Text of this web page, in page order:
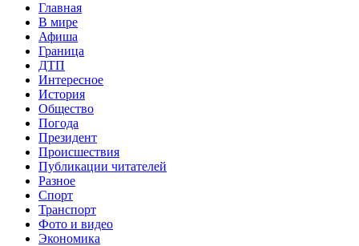
Главная
В мире
Афиша
Граница
ДТП
Интересное
История
Общество
Погода
Президент
Происшествия
Публикации читателей
Разное
Спорт
Транспорт
Фото и видео
Экономика